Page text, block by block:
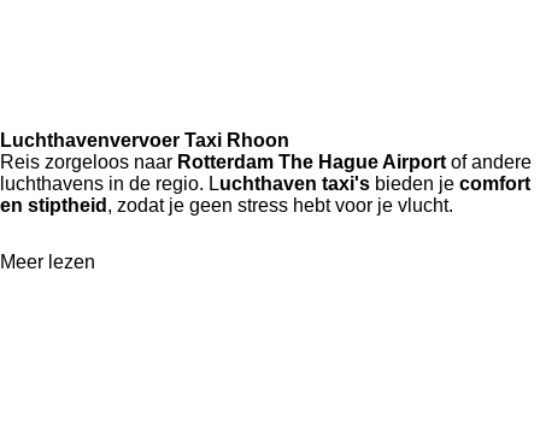
Luchthavenvervoer Taxi Rhoon
Reis zorgeloos naar Rotterdam The Hague Airport of andere
luchthavens in de regio. Luchthaven taxi's bieden je comfort
en stiptheid , zodat je geen stress hebt voor je vlucht.
Meer lezen